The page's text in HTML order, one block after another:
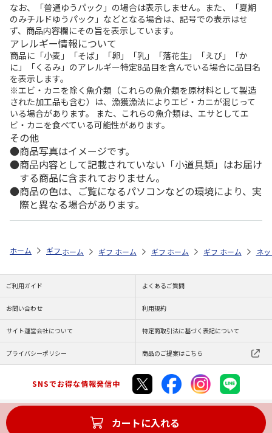
なお、「普通ゆうパック」の場合は表示しません。また、「夏期
のみチルドゆうパック」などとなる場合は、記号での表示はせ
ず、商品内容欄にその旨を表示しています。
アレルギー情報について
商品に「小麦」「そば」「卵」「乳」「落花生」「えび」「か
に」「くるみ」のアレルギー特定8品目を含んでいる場合に品目名
を表示します。
※エビ・カニを除く魚介類（これらの魚介類を原材料として製造
された加工品も含む）は、漁獲漁法によりエビ・カニが混じって
いる場合があります。 また、これらの魚介類は、エサとしてエ
ビ・カニを食べている可能性があります。
その他
商品写真はイメージです。
商品内容として記載されていない「小道具類」はお届け
する商品に含まれておりません。
商品の色は、ご覧になるパソコンなどの環境により、実
際と異なる場合があります。
カートに入れる
ホーム ギフト通販 内祝い・お返し 法要・香典返し 予算で探す
ホーム ギフト通販 お祝い・贈りもの 献花・お悔や
ホーム ギフト通販 お祝い・贈りもの
ホーム ギフト通販 お
ホーム ネ
ご利用ガイド よくあるご質問
お問い合わせ 利用規約
サイト運営会社について 特定商取引法に基づく表記について
プライバシーポリシー 商品のご提案はこちら
SNSでお得な情報発信中